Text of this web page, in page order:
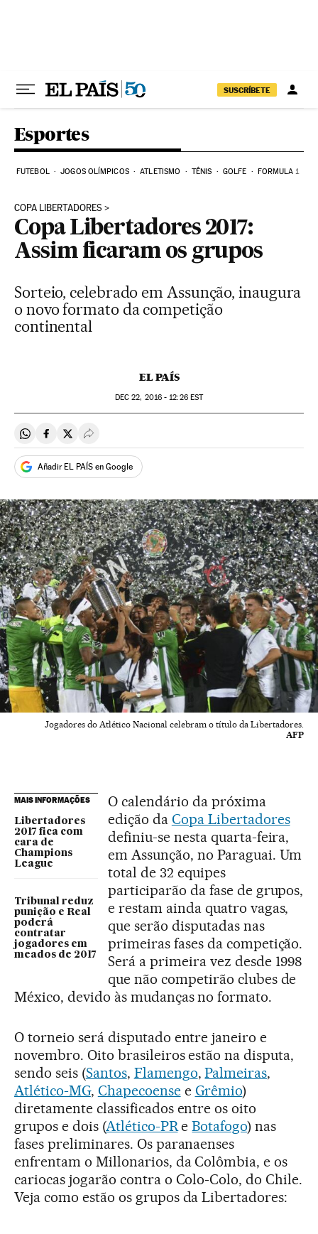
SUSCRÍBETE
Esportes
FUTEBOL JOGOS OLÍMPICOS ATLETISMO TÊNIS GOLFE FORMULA 1
COPA LIBERTADORES
Copa Libertadores 2017:
Assim ficaram os grupos
Sorteio, celebrado em Assunção, inaugura
o novo formato da competição
continental
EL PAÍS
DEC 22, 2016 - 12:26EST
Compartir en Whatsapp
Compartir en Facebook
Compartir en Twitter
Desplegar Redes Sociales
Añadir EL PAÍS en Google
Jogadores do Atlético Nacional celebram o título da Libertadores.
AFP
MAIS INFORMAÇÕES
Libertadores
2017 fica com
cara de
Champions
League
Tribunal reduz
punição e Real
poderá
contratar
jogadores em
meados de 2017
O calendário da próxima
edição da Copa Libertadores
definiu-se nesta quarta-feira,
em Assunção, no Paraguai. Um
total de 32 equipes
participarão da fase de grupos,
e restam ainda quatro vagas,
que serão disputadas nas
primeiras fases da competição.
Será a primeira vez desde 1998
que não competirão clubes de
México, devido às mudanças no formato.
O torneio será disputado entre janeiro e
novembro. Oito brasileiros estão na disputa,
sendo seis (Santos, Flamengo,Palmeiras,
Atlético-MG, Chapecoensee Grêmio)
diretamente classificados entre os oito
grupos e dois (Atlético-PReBotafogo) nas
fases preliminares. Os paranaenses
enfrentam o Millonarios, da Colômbia, e os
cariocas jogarão contra o Colo-Colo, do Chile.
Veja como estão os grupos da Libertadores: